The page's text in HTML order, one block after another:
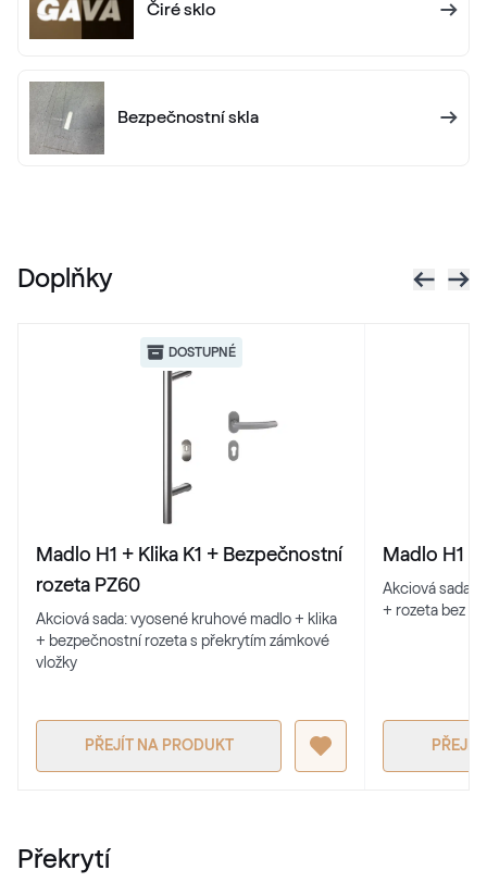
Schiefergrau Glatt2
Renolit 701505-8097
701205-167
Alternativní označení
Čiré sklo
Bezpečnostní skla
Doplňky
DOSTUPNÉ
Madlo H1 + Klika K1 + Bezpečnostní
rozeta PZ60
Akciová sada: vyosené kruhové madlo + klika
+ bezpečnostní rozeta s překrytím zámkové
vložky
PŘEJÍT NA PRODUKT
Madlo H1 +
Akciová sada:
+ rozeta bez
PŘEJÍT
Překrytí